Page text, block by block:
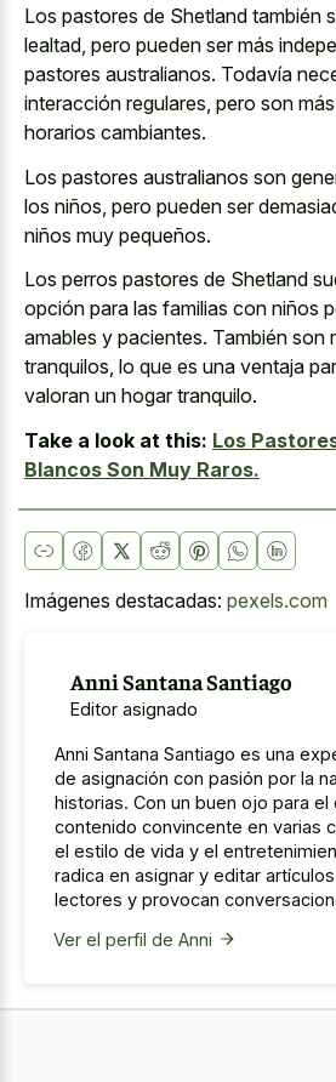
Los pastores de Shetland también
lealtad, pero pueden ser más
pastores australianos. Todavía
interacción regulares, pero son
horarios cambiantes.
Los pastores australianos son
los niños, pero pueden ser
niños muy pequeños.
Los perros pastores de Shetland
opción para las familias con niños
amables y pacientes. También son
tranquilos, lo que es una ventaja
valoran un hogar tranquilo.
Take a look at this: Los
Blancos Son Muy Raros.
Imágenes destacadas: pexels.com
Anni Santana Santiago
Editor asignado
Anni Santana Santiago es una
de asignación con pasión por la
historias. Con un buen ojo para el
contenido convincente en varias
el estilo de vida y el
radica en asignar y editar
lectores y provocan
Ver el perfil de Anni